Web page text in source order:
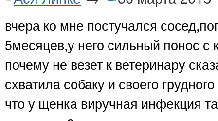
вчера ко мне постучался
5месяцев,у него сильный понос с
почему не везет к ветеринару
схватила собаку и своего
что у щенка виручная инфекция